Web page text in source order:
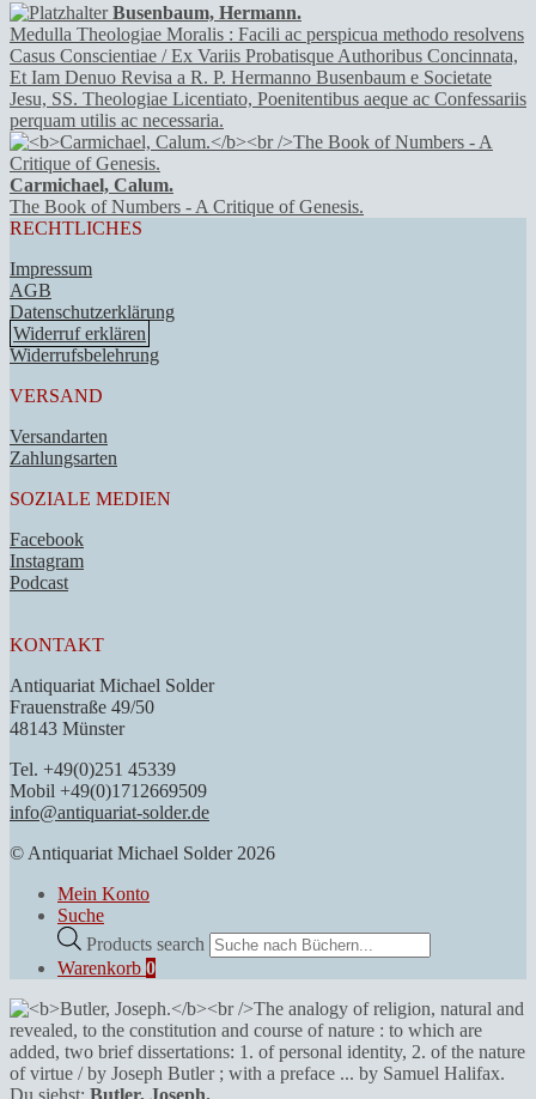
Busenbaum, Hermann.
Medulla Theologiae Moralis : Facili ac perspicua methodo resolvens
Casus Conscientiae / Ex Variis Probatisque Authoribus Concinnata,
Et Iam Denuo Revisa a R. P. Hermanno Busenbaum e Societate
Jesu, SS. Theologiae Licentiato, Poenitentibus aeque ac Confessariis
perquam utilis ac necessaria.
Carmichael, Calum.
The Book of Numbers - A Critique of Genesis.
RECHTLICHES
Impressum
AGB
Datenschutzerklärung
Widerruf erklären
Widerrufsbelehrung
VERSAND
Versandarten
Zahlungsarten
SOZIALE MEDIEN
Facebook
Instagram
Podcast
KONTAKT
Antiquariat Michael Solder
Frauenstraße 49/50
48143 Münster
Tel. +49(0)251 45339
Mobil +49(0)1712669509
info@antiquariat-solder.de
© Antiquariat Michael Solder 2026
Mein Konto
Suche
Products search
Warenkorb 0
Du siehst: Butler, Joseph.